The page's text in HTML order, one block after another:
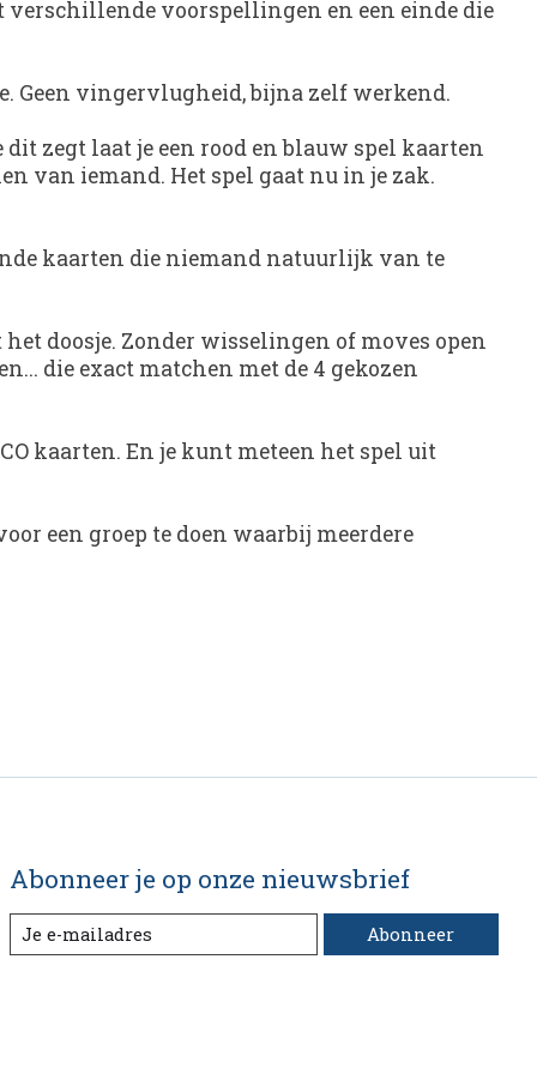
verschillende voorspellingen en een einde die
Geen vingervlugheid, bijna zelf werkend.
zegt laat je een rood en blauw spel kaarten
van iemand. Het spel gaat nu in je zak.
kaarten die niemand natuurlijk van te
doosje. Zonder wisselingen of moves open
die exact matchen met de 4 gekozen
kaarten. En je kunt meteen het spel uit
een groep te doen waarbij meerdere
Abonneer je op onze nieuwsbrief
Abonneer